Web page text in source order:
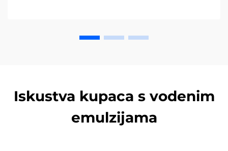
Iskustva kupaca s vodenim
emulzijama